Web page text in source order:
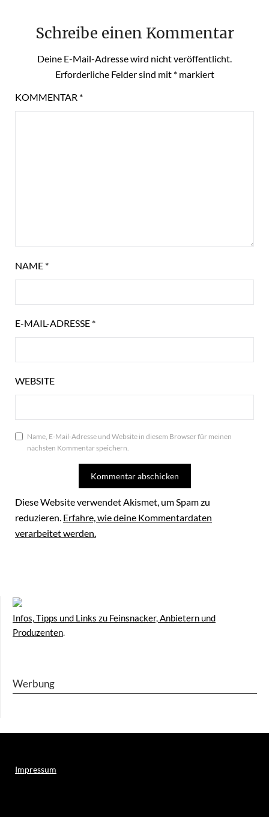
Schreibe einen Kommentar
Deine E-Mail-Adresse wird nicht veröffentlicht.
Erforderliche Felder sind mit *markiert
KOMMENTAR *
NAME *
E-MAIL-ADRESSE *
WEBSITE
Name, E-Mail-Adresse und Website in diesem Browser für meinen
nächsten Kommentar speichern.
Diese Website verwendet Akismet, um Spam zu
reduzieren. Erfahre, wie deine Kommentardaten
verarbeitet werden.
Infos, Tipps und Links zu Feinsnacker, Anbietern und
Produzenten.
Werbung
Impressum